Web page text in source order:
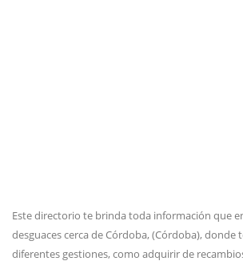
Este directorio te brinda toda información que
desguaces cerca de Córdoba, (Córdoba), donde
diferentes gestiones, como adquirir de